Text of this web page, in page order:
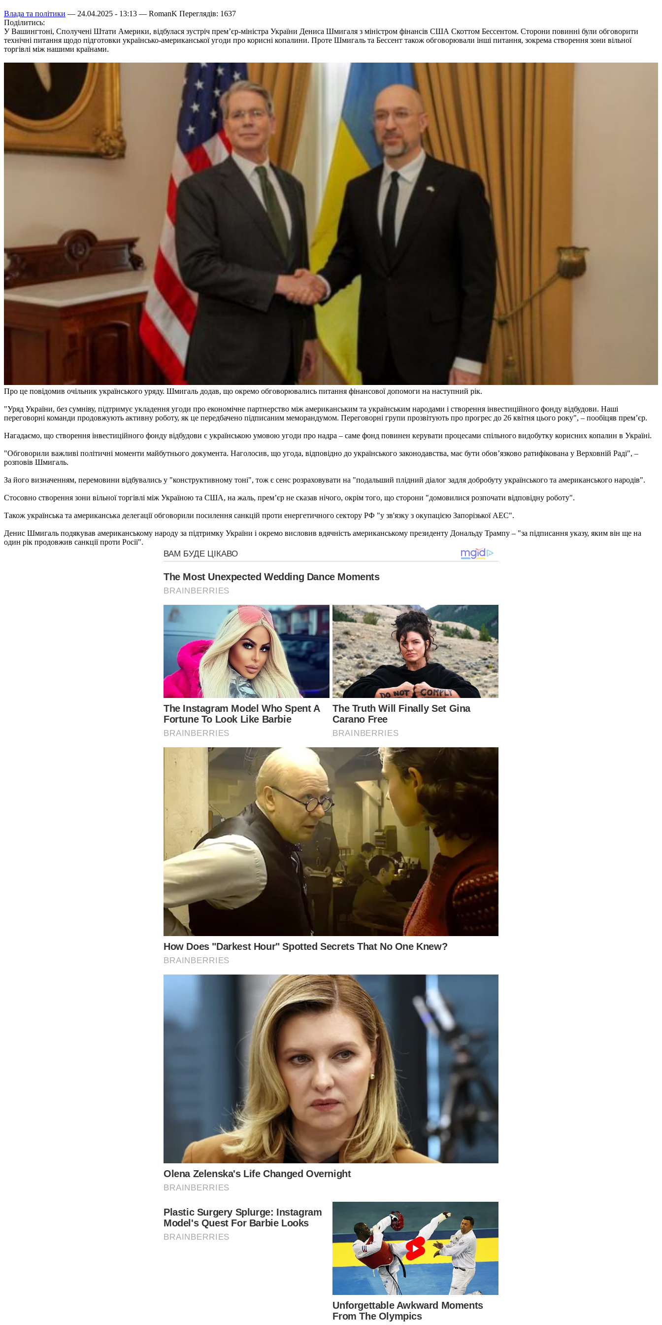
Влада та політики — 24.04.2025 - 13:13 — RomanK Переглядів: 1637
Поділитись:
У Вашингтоні, Сполучені Штати Америки, відбулася зустріч прем’єр-міністра України Дениса Шмигаля з міністром фінансів США Скоттом Бессентом. Сторони повинні були обговорити
технічні питання щодо підготовки українсько-американської угоди про корисні копалини. Проте Шмигаль та Бессент також обговорювали інші питання, зокрема створення зони вільної
торгівлі між нашими країнами.
Про це повідомив очільник українського уряду. Шмигаль додав, що окремо обговорювались питання фінансової допомоги на наступний рік.
"Уряд України, без сумніву, підтримує укладення угоди про економічне партнерство між американським та українським народами і створення інвестиційного фонду відбудови. Наші
переговорні команди продовжують активну роботу, як це передбачено підписаним меморандумом. Переговорні групи прозвітують про прогрес до 26 квітня цього року", – пообіцяв прем’єр.
Нагадаємо, що створення інвестиційного фонду відбудови є українською умовою угоди про надра – саме фонд повинен керувати процесами спільного видобутку корисних копалин в Україні.
"Обговорили важливі політичні моменти майбутнього документа. Наголосив, що угода, відповідно до українського законодавства, має бути обов’язково ратифікована у Верховній Раді", –
розповів Шмигаль.
За його визначенням, перемовини відбувались у "конструктивному тоні", тож є сенс розраховувати на "подальший плідний діалог задля добробуту українського та американського народів".
Стосовно створення зони вільної торгівлі між Україною та США, на жаль, прем’єр не сказав нічого, окрім того, що сторони "домовилися розпочати відповідну роботу".
Також українська та американська делегації обговорили посилення санкцій проти енергетичного сектору РФ "у зв'язку з окупацією Запорізької АЕС".
Денис Шмигаль подякував американському народу за підтримку України і окремо висловив вдячність американському президенту Дональду Трампу – "за підписання указу, яким він ще на
один рік продовжив санкції проти Росії".